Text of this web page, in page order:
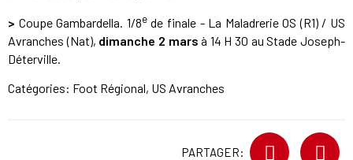
> Coupe Gambardella. 1/8ede finale - La Maladrerie OS (R1) / US
Avranches (Nat), dimanche 2 mars à 14 H 30 au Stade Joseph-
Déterville.
Catégories: Foot Régional, US Avranches
PARTAGER: